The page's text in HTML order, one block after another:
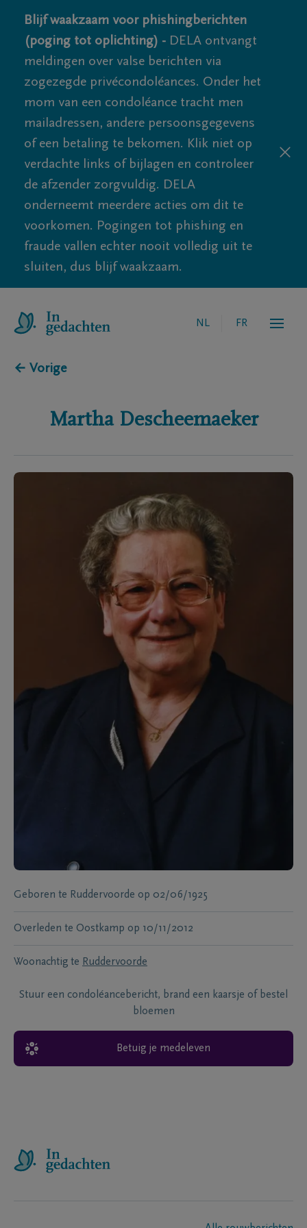
Blijf waakzaam voor phishingberichten
(poging tot oplichting) - DELA ontvangt
meldingen over valse berichten via
zogezegde privécondoléances. Onder het
mom van een condoléance tracht men
mailadressen, andere persoonsgegevens
of een betaling te bekomen. Klik niet op
verdachte links of bijlagen en controleer
de afzender zorgvuldig. DELA
onderneemt meerdere acties om dit te
voorkomen. Pogingen tot phishing en
fraude vallen echter nooit volledig uit te
sluiten, dus blijf waakzaam.
NL FR
← Vorige
Martha Descheemaeker
Geboren te Ruddervoorde op 02/06/1925
Overleden te Oostkamp op 10/11/2012
Woonachtig te Ruddervoorde
Stuur een condoléancebericht, brand een kaarsje of bestel
bloemen
Betuig je medeleven